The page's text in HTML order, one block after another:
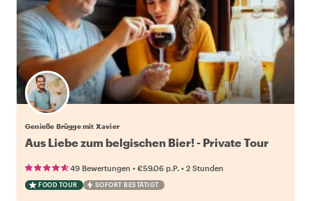
Genieße Brügge mit Xavier
Aus Liebe zum belgischen Bier! - Private Tour
49 Bewertungen • €59.06 p.P. • 2 Stunden
FOOD TOUR SOFORT BESTÄTIGT